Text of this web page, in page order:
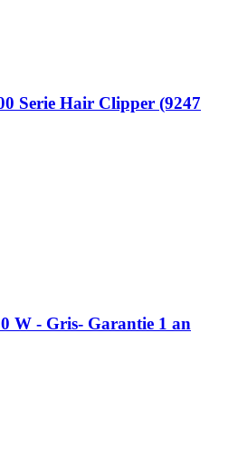
Serie Hair Clipper (9247
W - Gris- Garantie 1 an